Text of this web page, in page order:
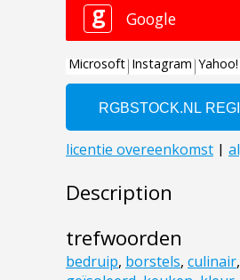
Description
trefwoorden
bedruip, borstels, culinair,